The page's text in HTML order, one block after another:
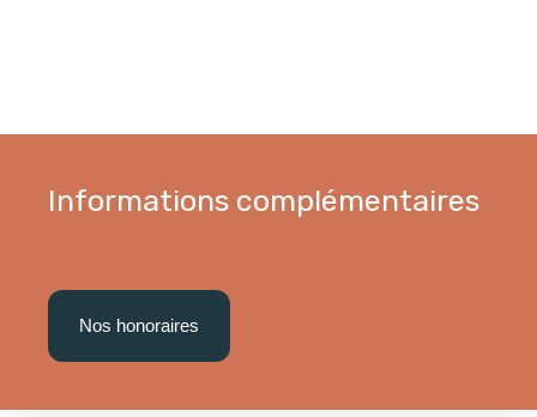
Informations complémentaires
Nos honoraires